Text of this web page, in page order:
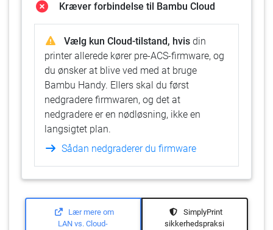
Kræver forbindelse til Bambu Cloud
Vælg kun Cloud-tilstand, hvis din
printer allerede kører pre-ACS-firmware, og
du ønsker at blive ved med at bruge
Bambu Handy. Ellers skal du først
nedgradere firmwaren, og det at
nedgradere er en nødløsning, ikke en
langsigtet plan.
Sådan nedgraderer du firmware
Lær mere om
LAN vs. Cloud-
SimplyPrint
sikkerhedspraksi